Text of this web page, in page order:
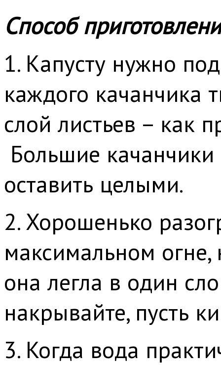
Способ
1. Капусту нужно
каждого качанчика
слой листьев – как
Большие
оставить целыми.
2. Хорошенько
максимальном огне,
она легла в один
накрывайте, пусть
3. Когда вода